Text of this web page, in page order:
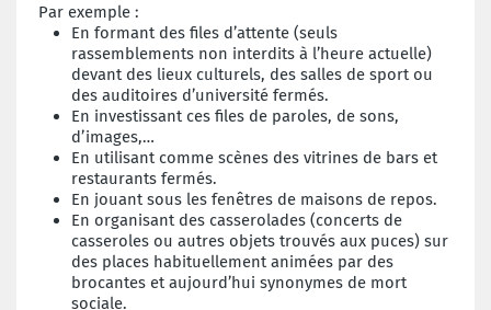
Par exemple :
En formant des files d’attente (seuls
rassemblements non interdits à l’heure actuelle)
devant des lieux culturels, des salles de sport ou
des auditoires d’université fermés.
En investissant ces files de paroles, de sons,
d’images,…
En utilisant comme scènes des vitrines de bars et
restaurants fermés.
En jouant sous les fenêtres de maisons de repos.
En organisant des casserolades (concerts de
casseroles ou autres objets trouvés aux puces) sur
des places habituellement animées par des
brocantes et aujourd’hui synonymes de mort
sociale.